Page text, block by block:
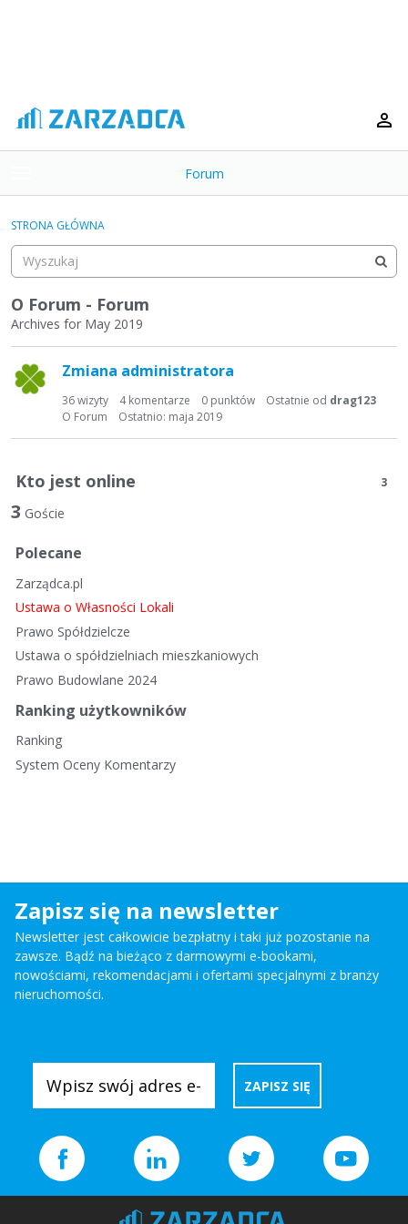
o
g
e
m
e
n
Forum
Kategorie
Dyskusje
Aktywność
STRONA GŁÓWNA
O Forum - Forum
Archives for May 2019
a
y
k
s
y
n
a
Zmiana administratora
36wizyty 4komentarze 0 punktów Ostatnie od drag123
Ostatnio: maja 2019
O Forum
Kto jest online 3
3 Goście
Polecane
Zarządca.pl
Ustawa o Własności Lokali
Prawo Spółdzielcze
Ustawa o spółdzielniach mieszkaniowych
Prawo Budowlane 2024
Ranking użytkowników
Ranking
System Oceny Komentarzy
Zapisz się na newsletter
Newsletter jest całkowicie bezpłatny i taki już pozostanie na
zawsze. Bądź na bieżąco z darmowymi e-bookami,
nowościami, rekomendacjami i ofertami specjalnymi z branży
nieruchomości.